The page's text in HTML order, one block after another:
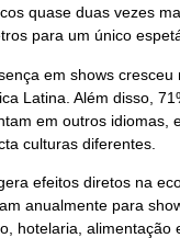
quase duas vezes
para um único
em shows cresceu
Latina. Além disso,
em outros idiomas,
culturas diferentes.
efeitos diretos na
anualmente para
hotelaria, alimentação